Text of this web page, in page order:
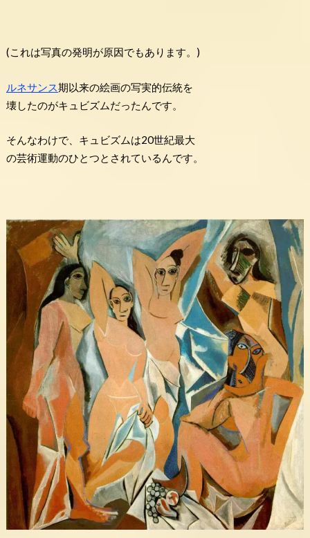
(これは写真の発明が原因でもあります。)
ルネサンス期以来の絵画の写実的伝統を
壊したのがキュビズムだったんです。
そんなわけで、キュビズムは20世紀最大
の芸術運動のひとつとされているんです。